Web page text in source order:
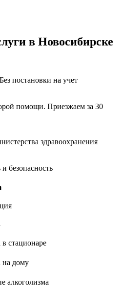
в Новосибирске
постановки на учет
помощи. Приезжаем за 30
здравоохранения
безопасность
стационаре
на дому
алкоголизма